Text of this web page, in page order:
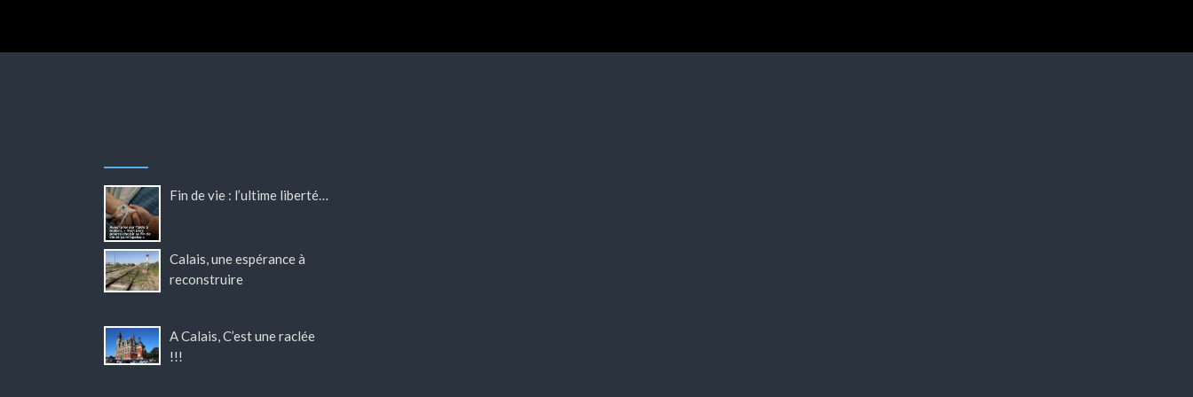
Fin de vie : l’ultime liberté…
Calais, une espérance à
reconstruire
A Calais, C’est une raclée
!!!